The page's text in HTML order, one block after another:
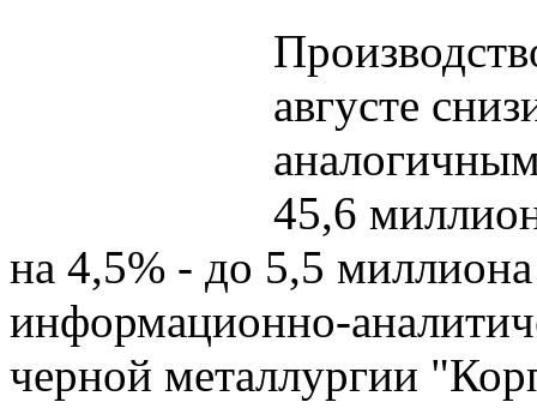
августе
45,6
на 4,5% - до 5,5
информационно-
черной металлургии